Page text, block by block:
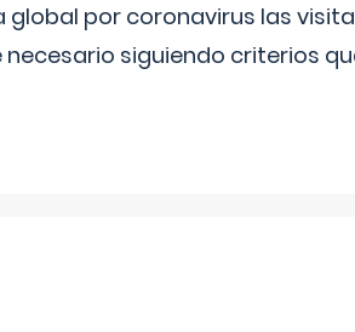
por coronavirus las
siguiendo criterios